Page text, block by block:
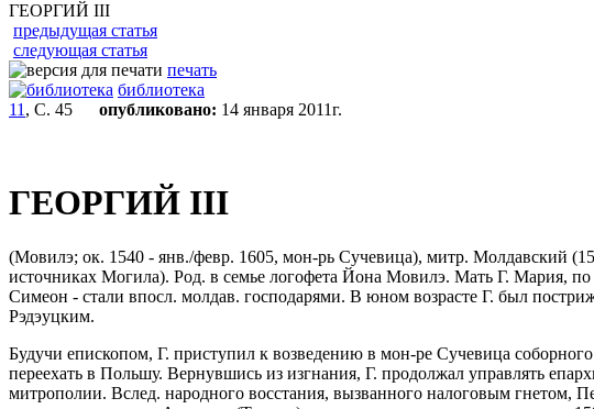
ГЕОРГИЙ III
предыдущая статья
следующая статья
печать
библиотека
11 , С. 45 опубликовано: 14 января 2011г.
ГЕОРГИЙ III
(Мовилэ; ок. 1540 - янв./февр. 1605, мон-рь Сучевица), митр. Молдавский
источниках Могила). Род. в семье логофета Йона Мовилэ. Мать Г. Мария,
Симеон - стали впосл. молдав. господарями. В юном возрасте Г. был
Рэдэуцким.
Будучи епископом, Г. приступил к возведению в мон-ре Сучевица
переехать в Польшу. Вернувшись из изгнания, Г. продолжал управлять
митрополии. Вслед. народного восстания, вызванного налоговым гнетом,